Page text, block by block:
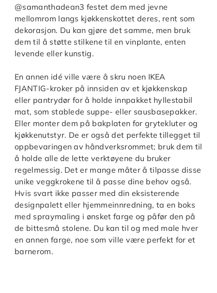
@samanthadean3 festet dem med jevne
mellomrom langs kjøkkenskottet deres, rent som
dekorasjon. Du kan gjøre det samme, men bruk
dem til å støtte stilkene til en vinplante, enten
levende eller kunstig.
En annen idé ville være å skru noen IKEA
FJANTIG-kroker på innsiden av et kjøkkenskap
eller pantrydør for å holde innpakket hyllestabil
mat, som stablede suppe- eller sausbasepakker.
Eller monter dem på bakplaten for grytekluter og
kjøkkenutstyr. De er også det perfekte tillegget til
oppbevaringen av håndverksrommet; bruk dem til
å holde alle de lette verktøyene du bruker
regelmessig. Det er mange måter å tilpasse disse
unike veggkrokene til å passe dine behov også.
Hvis svart ikke passer med din eksisterende
designpalett eller hjemmeinnredning, ta en boks
med spraymaling i ønsket farge og påfør den på
de bittesmå stolene. Du kan til og med male hver
en annen farge, noe som ville være perfekt for et
barnerom.